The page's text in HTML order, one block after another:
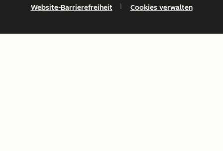
Website-Barrierefreiheit Cookies verwalten